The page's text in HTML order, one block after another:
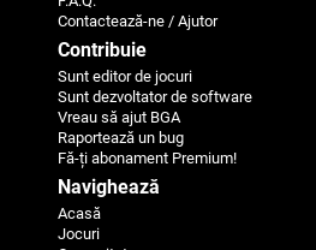
Contactează-ne / Ajutor
Contribuie
Sunt editor de jocuri
Sunt dezvoltator de software
Vreau să ajut BGA
Raportează un bug
Fă-ți abonament Premium!
Navighează
Acasă
Jocuri